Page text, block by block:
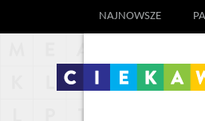
NAJNOWSZE